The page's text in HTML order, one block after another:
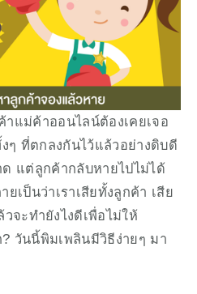
แม่ค้าออนไลน์ต้องเคยเจอ
ๆ ที่ตกลงกันไว้แล้วอย่างดิบดี
แต่ลูกค้ากลับหายไปไม่ได้
เป็นว่าเราเสียทั้งลูกค้า เสีย
จะทำยังไงดีเพื่อไม่ให้
วันนี้พิมเพลินมีวิธีง่ายๆ มา